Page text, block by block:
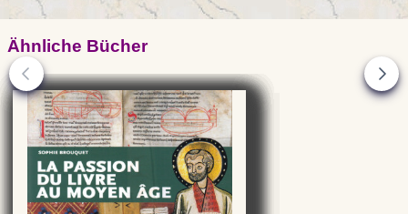
Ähnliche Bücher